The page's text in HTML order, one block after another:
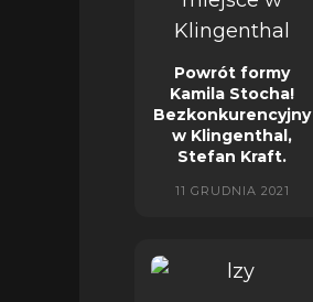
Powrót formy
Kamila Stocha!
Bezkonkurencyjny
w Klingenthal,
Stefan Kraft.
11 GRUDNIA 2021